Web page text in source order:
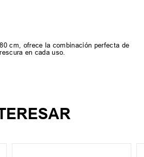
cm, ofrece la combinación perfecta de
en cada uso.